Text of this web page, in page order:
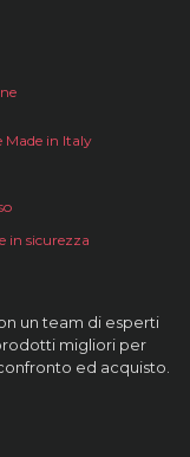
Made in Italy
in sicurezza
un team di esperti
migliori per
ed acquisto.